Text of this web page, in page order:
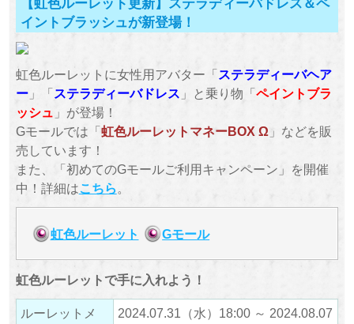
【虹色ルーレット更新】ステラディーバドレス＆ペ
イントブラッシュが新登場！
虹色ルーレットに女性用アバター「ステラディーバヘア
ー」「ステラディーバドレス 」と乗り物「ペイントブラ
ッシュ 」が登場！
Gモールでは「虹色ルーレットマネーBOX Ω」などを販
売しています！
また、「初めてのGモールご利用キャンペーン」を開催
中！詳細はこちら 。
虹色ルーレット Gモール
虹色ルーレットで手に入れよう！
ルーレットメ
2024.07.31（水）18:00 ～ 2024.08.07